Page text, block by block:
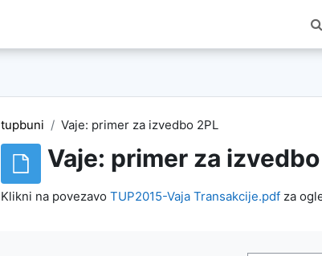
tupbuni Vaje: primer za izvedbo 2PL
Vaje: primer za
Klikni na povezavo TUP2015-Vaja Transakcije.pdfza